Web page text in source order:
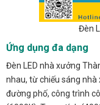
Đèn
Ứng dụng đa dạng
Đèn LED nhà xưởng
nhau, từ chiếu sáng nhà
đường phố, công trình